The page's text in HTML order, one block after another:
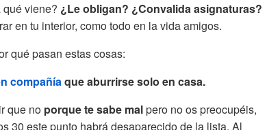
viene? ¿Le obligan? ¿Convalida asignaturas?
en tu interior, como todo en la vida amigos.
qué pasan estas cosas:
compañíaque aburrirse solo en casa.
que no porque te sabe malpero no os preocupéis,
30 este punto habrá desaparecido de la lista. Al